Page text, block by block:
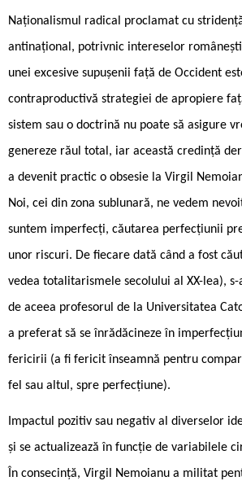
Naționalismul radical proclamat cu
antinațional, potrivnic intereselor
unei excesive supușenii față de Occident
contraproductivă strategiei de apropiere
sistem sau o doctrină nu poate să asigure
genereze răul total, iar această credință
a devenit practic o obsesie la Virgil
Noi, cei din zona sublunară, ne vedem
suntem imperfecți, căutarea perfecțiunii
unor riscuri. De fiecare dată când a fost
vedea totalitarismele secolului al XX-lea), s-
de aceea profesorul de la Universitatea
a preferat să se înrădăcineze în
fericirii (a fi fericit înseamnă pentru
fel sau altul, spre perfecțiune).
Impactul pozitiv sau negativ al diverselor
și se actualizează în funcție de variabilele
În consecință, Virgil Nemoianu a militat